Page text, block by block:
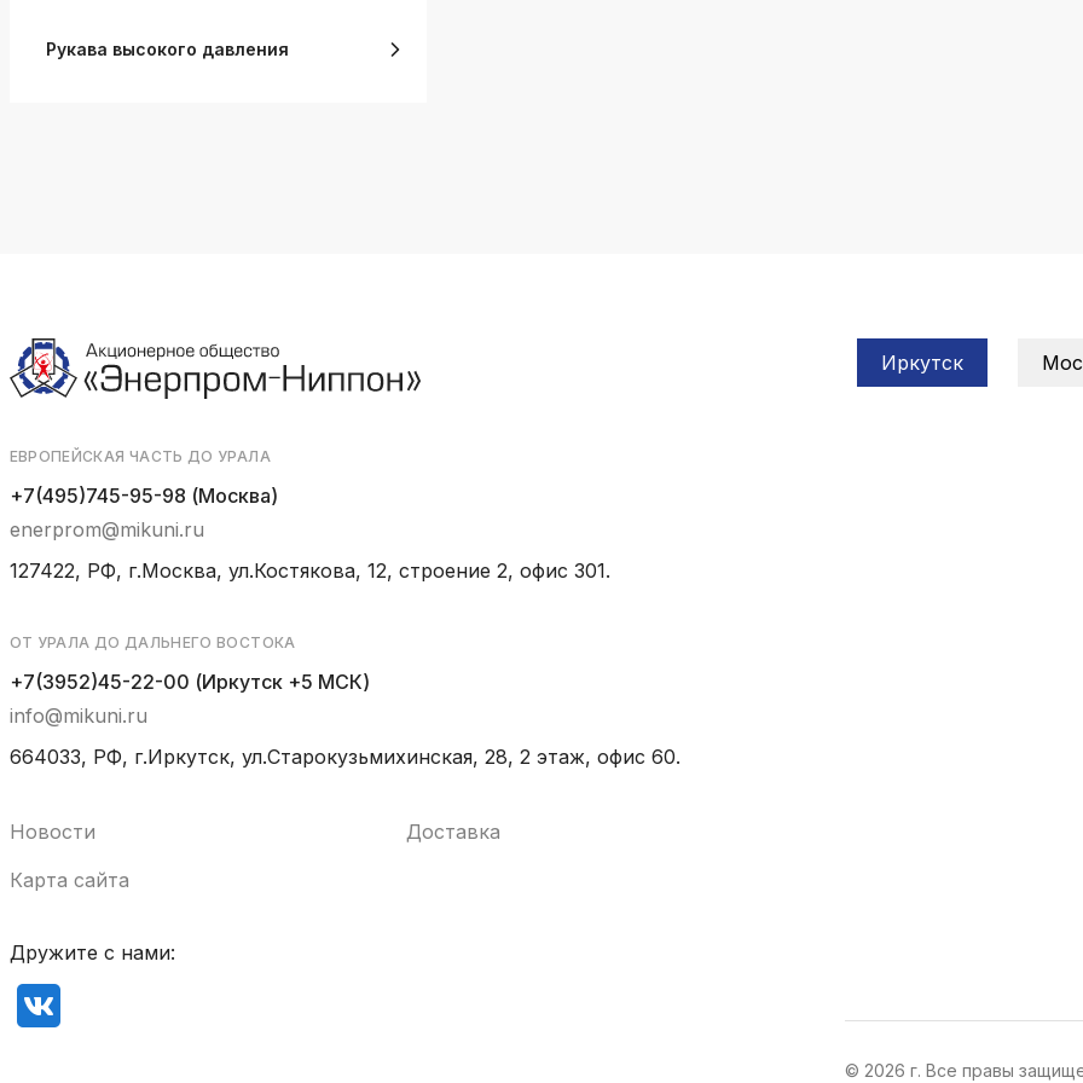
Рукава высокого давления
ЕВРОПЕЙСКАЯ ЧАСТЬ ДО УРАЛА
+7(495)745-95-98 (Москва)
enerprom@mikuni.ru
127422, РФ, г.Москва, ул.Костякова, 12, строение 2, офис 301.
ОТ УРАЛА ДО ДАЛЬНЕГО ВОСТОКА
+7(3952)45-22-00 (Иркутск +5 МСК)
info@mikuni.ru
664033, РФ, г.Иркутск, ул.Старокузьмихинская, 28, 2 этаж, офис 60.
Новости
Доставка
Карта сайта
Дружите с нами:
Иркутск
© 2026 г. Все правы